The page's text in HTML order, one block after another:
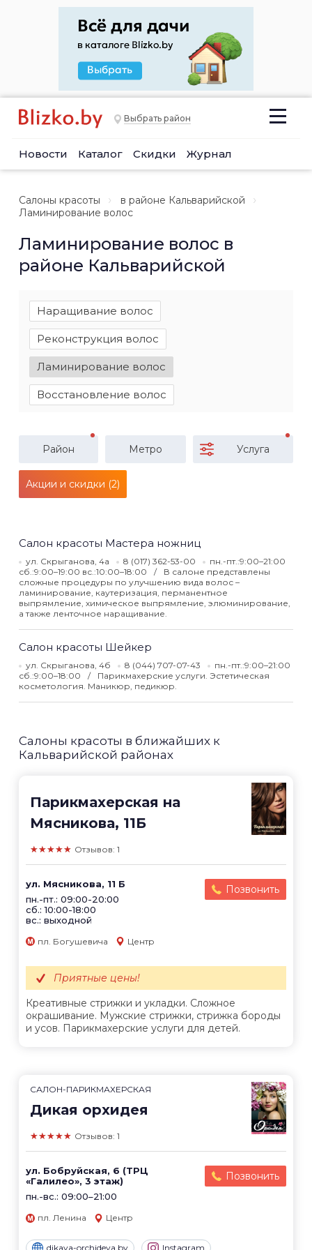
Выбрать район
Новости Каталог Скидки Журнал
Салоны красоты
в районе Кальварийской
Ламинирование волос
Ламинирование волос в
районе Кальварийской
Наращивание волос
Реконструкция волос
Ламинирование волос
Восстановление волос
Район Метро Услуга
Акции и скидки (2)
Салон красоты Мастера ножниц
ул. Скрыганова, 4а 8 (017) 362-53-00
пн.-пт.:9:00–21:00
сб.:9:00–19:00 вс.:10:00–18:00
В салоне представлены
сложные процедуры по улучшению вида волос –
ламинирование, каутеризация, перманентное
выпрямление, химическое выпрямление, элюминирование,
а также ленточное наращивание.
Салон красоты Шейкер
ул. Скрыганова, 4б 8 (044) 707-07-43
пн.-пт.:9:00–21:00
сб.:9:00–18:00
Парикмахерские услуги. Эстетическая
косметология. Маникюр, педикюр.
Салоны красоты в ближайших к
Кальварийской районах
Парикмахерская на
Мясникова, 11Б
★★★★★ Отзывов: 1
ул. Мясникова, 11 Б
пн.-пт.: 09:00-20:00
сб.: 10:00-18:00
вс.: выходной
Позвонить
пл. Богушевича Центр
Креативные стрижки и укладки. Сложное
окрашивание. Мужские стрижки, стрижка бороды
и усов. Парикмахерские услуги для детей.
Приятные цены!
САЛОН-ПАРИКМАХЕРСКАЯ
Дикая орхидея
★★★★★ Отзывов: 1
ул. Бобруйская, 6 (ТРЦ
«Галилео», 3 этаж)
пн.-вс.: 09:00–21:00
Позвонить
пл. Ленина Центр
dikaya-orchideya.by Instagram